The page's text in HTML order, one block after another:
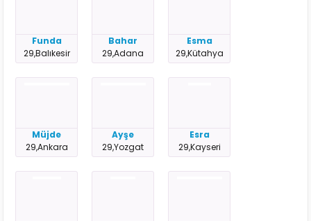
Funda
29,Balıkesir
Bahar
29,Adana
Esma
29,Kütahya
Müjde
29,Ankara
Ayşe
29,Yozgat
Esra
29,Kayseri